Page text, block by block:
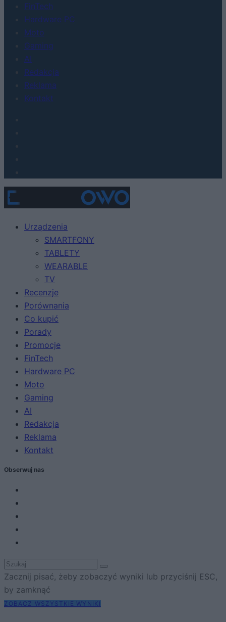
FinTech
Hardware PC
Moto
Gaming
AI
Redakcja
Reklama
Kontakt
Urządzenia
SMARTFONY
TABLETY
WEARABLE
TV
Recenzje
Porównania
Co kupić
Porady
Promocje
FinTech
Hardware PC
Moto
Gaming
AI
Redakcja
Reklama
Kontakt
Obserwuj nas
Zacznij pisać, żeby zobaczyć wyniki lub przyciśnij ESC,
by zamknąć
ZOBACZ WSZYSTKIE WYNIKI